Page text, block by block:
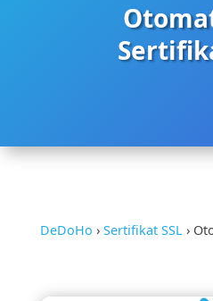
DeDoHo › Sertifikat SSL›